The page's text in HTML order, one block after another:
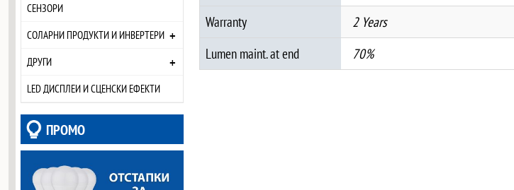
СЕНЗОРИ
СОЛАРНИ ПРОДУКТИ И ИНВЕРТЕРИ +
ДРУГИ +
LED ДИСПЛЕИ И СЦЕНСКИ ЕФЕКТИ
ПРОМО
Warranty
2 Years
Lumen maint. at end
70%